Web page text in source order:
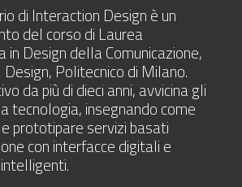
di Interaction Design è un
del corso di Laurea
in Design della Comunicazione,
Politecnico di Milano.
da più di dieci anni, avvicina gli
tecnologia, insegnando come
prototipare servizi basati
con interfacce digitali e